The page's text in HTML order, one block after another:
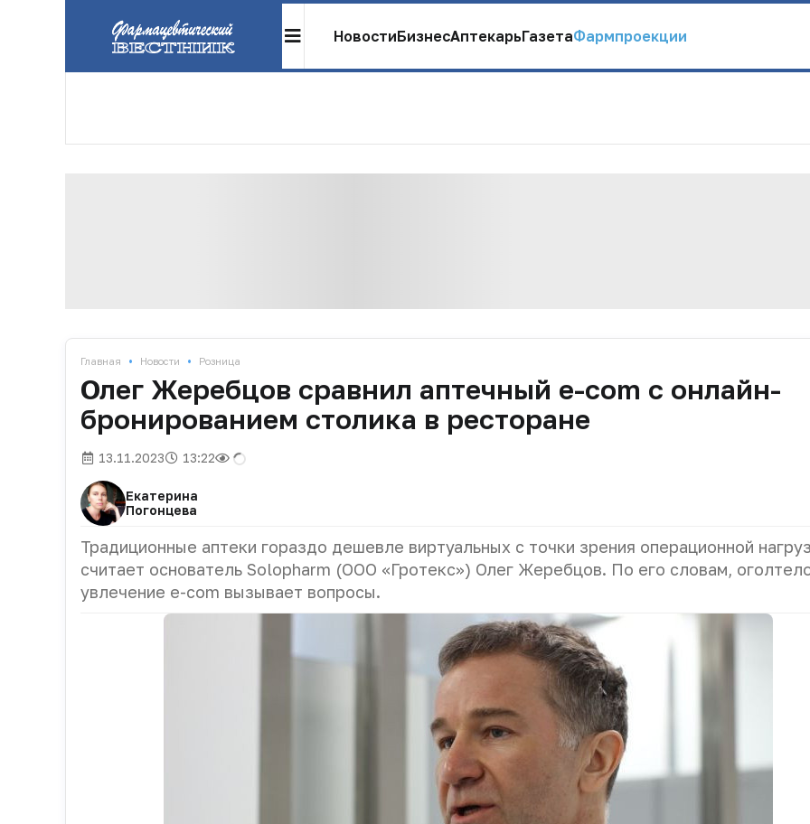
НовостиБизнесАптекарьГазетаФармпроекции
Главная • Новости • Розница
Олег Жеребцов сравнил аптечный e-com с онлайн-
бронированием столика в ресторане
13.11.2023 13:22
Екатерина
Погонцева
Традиционные аптеки гораздо дешевле виртуальных с точки зрения операционной
считает основатель Solopharm (ООО «Гротекс») Олег Жеребцов. По его словам,
увлечение e-com вызывает вопросы.